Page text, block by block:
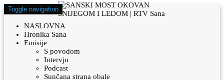
Toggle navigation
NASLOVNA
Hronika Sana
Emisije
S povodom
Intervju
Podcast
Sunčana strana obale